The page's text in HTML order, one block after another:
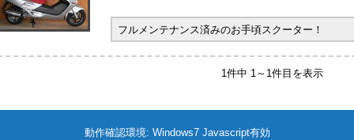
フルメンテナンス済みのお手頃スクーター！
1件中 1～1件目を表示
動作確認環境: Windows7 Javascript有効